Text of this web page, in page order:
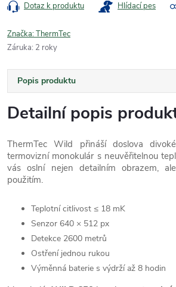
Dotaz k produktu Hlídací pes
Značka:ThermTec
Záruka: 2 roky
Popis produktu
Detailní popis
ThermTec Wild přináší doslova
termovizní monokulár s neuvěřitelnou
vás oslní nejen detailním obrazem,
použitím.
Teplotní citlivost ≤ 18 mK
Senzor 640 × 512 px
Detekce 2600 metrů
Ostření jednou rukou
Výměnná baterie s výdrží až 8 hodin